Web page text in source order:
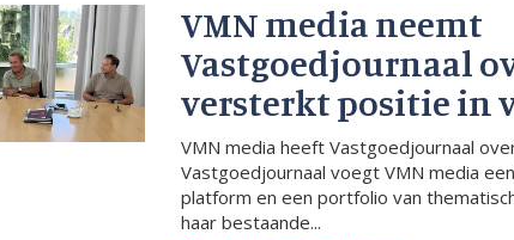
VMN media neemt
Vastgoedjournaal
versterkt positie in
VMN media heeft Vastgoedjournaal
Vastgoedjournaal voegt VMN media
platform en een portfolio van
haar bestaande...